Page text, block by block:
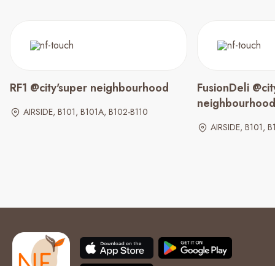
RF1 @city'super neighbourhood
AIRSIDE, B101, B101A, B102-B110
FusionDeli
neighbourhood
AIRSIDE, B101,